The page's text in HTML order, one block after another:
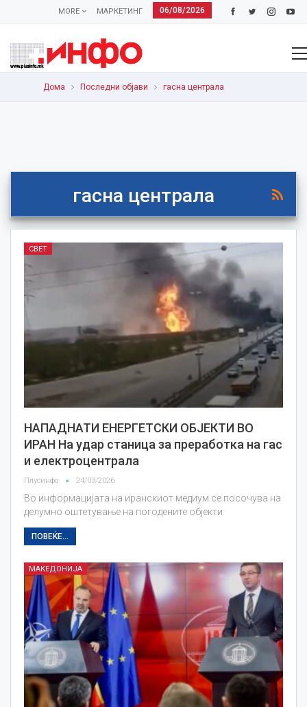
06/08/2026
МАРКЕТИНГ
MORE
Дома Последни објави гасна централа
гасна централа
СВЕТ
НАПАДНАТИ ЕНЕРГЕТСКИ ОБЈЕКТИ ВО
ИРАН На удар станица за преработка на гас
и електроцентрала
Плусинфо 24/03/2026
Во информацијата на иранскиот медиум се посочува на
делумно оштетување на погодените објекти.
ПОВЕЌЕ...
МАКЕДОНИЈА